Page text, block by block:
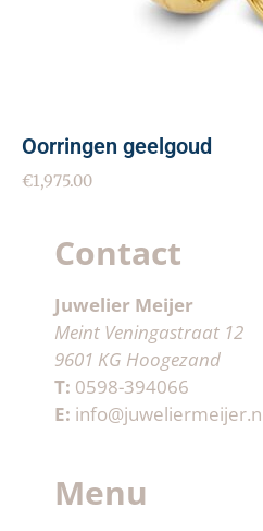
Oorringen geelgoud
€1,975.00
Contact
Juwelier Meijer
Meint Veningastraat 12
9601 KG Hoogezand
T: 0598-394066
E:
Menu